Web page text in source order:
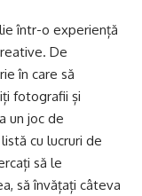
într-o experiență
De
în care să
fotografii și
un joc de
cu lucruri de
să le
să învățați câteva